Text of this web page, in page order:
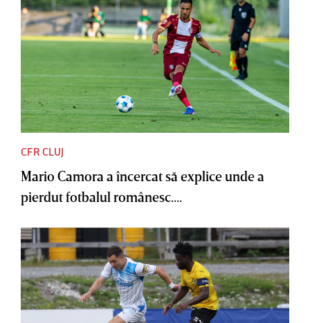
CFR CLUJ
Mario Camora a încercat să explice unde a
pierdut fotbalul românesc....